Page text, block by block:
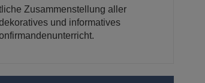
Zusammenstellung aller
und informatives